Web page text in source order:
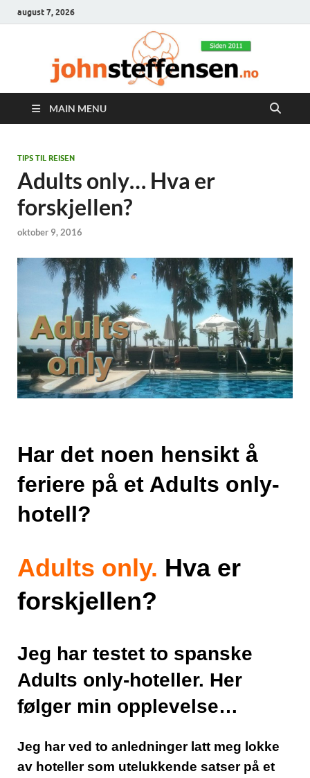
august 7, 2026
MAIN MENU
TIPS TIL REISEN
Adults only… Hva er
forskjellen?
oktober 9, 2016
Har det noen hensikt å
feriere på et Adults only-
hotell?
Adults only. Hva er
forskjellen?
Jeg har testet to spanske
Adults only-hoteller. Her
følger min opplevelse…
Jeg har ved to anledninger latt meg lokke
av hoteller som utelukkende satser på et